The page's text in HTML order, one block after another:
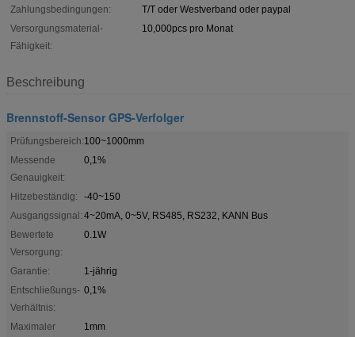
Zahlungsbedingungen:
T/T oder Westverband oder paypal
Versorgungsmaterial-
Fähigkeit:
10,000pcs pro Monat
Beschreibung
Brennstoff-Sensor GPS-Verfolger
Prüfungsbereich:100~1000mm
Messende
Genauigkeit:
0,1%
Hitzebeständig:
-40~150
Ausgangssignal: 4~20mA, 0~5V, RS485, RS232, KANN Bus
Bewertete
Versorgung:
0.1W
Garantie:
1-jährig
Entschließungs-
Verhältnis:
0,1%
Maximaler
1mm